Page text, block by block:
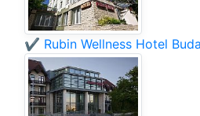
✔️ Rubin Wellness Hotel